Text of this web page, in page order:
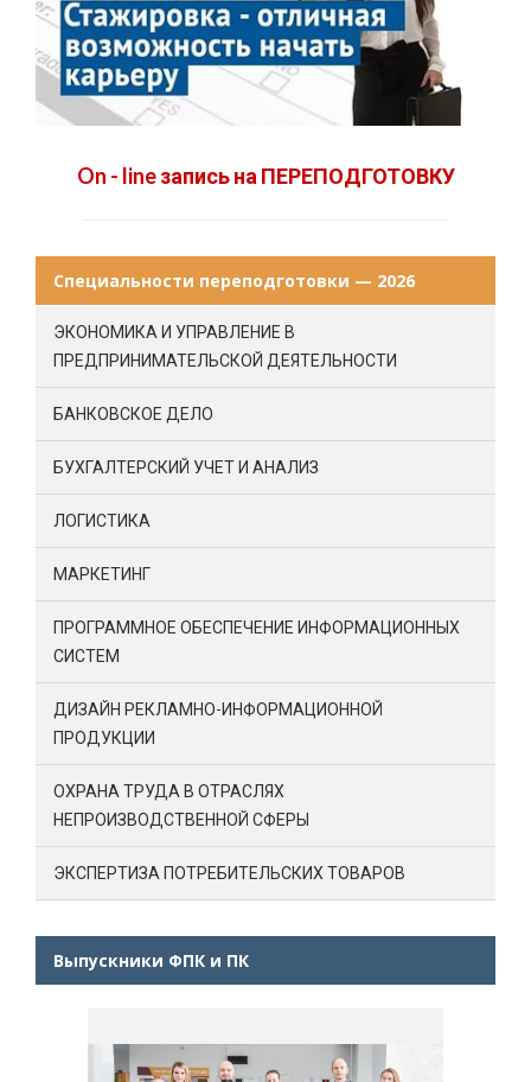
On - line запись на ПЕРЕПОДГОТОВКУ
Специальности переподготовки — 2026
ЭКОНОМИКА И УПРАВЛЕНИЕ В
ПРЕДПРИНИМАТЕЛЬСКОЙ ДЕЯТЕЛЬНОСТИ
БАНКОВСКОЕ ДЕЛО
БУХГАЛТЕРСКИЙ УЧЕТ И АНАЛИЗ
ЛОГИСТИКА
МАРКЕТИНГ
ПРОГРАММНОЕ ОБЕСПЕЧЕНИЕ ИНФОРМАЦИОННЫХ
СИСТЕМ
ДИЗАЙН РЕКЛАМНО-ИНФОРМАЦИОННОЙ
ПРОДУКЦИИ
ОХРАНА ТРУДА В ОТРАСЛЯХ
НЕПРОИЗВОДСТВЕННОЙ СФЕРЫ
ЭКСПЕРТИЗА ПОТРЕБИТЕЛЬСКИХ ТОВАРОВ
Выпускники ФПК и ПК